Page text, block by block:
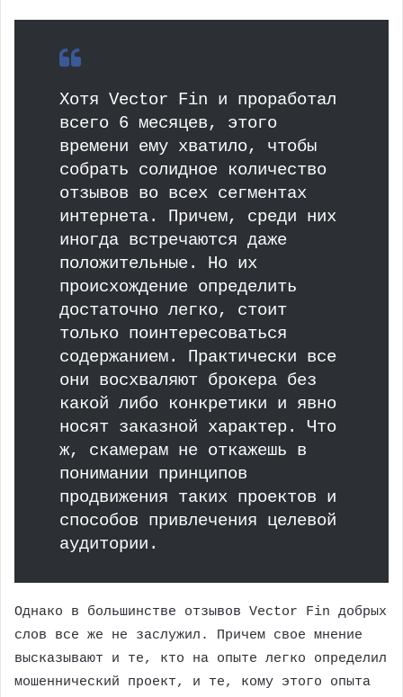
Хотя Vector Fin и проработал
всего 6 месяцев, этого
времени ему хватило, чтобы
собрать солидное количество
отзывов во всех сегментах
интернета. Причем, среди них
иногда встречаются даже
положительные. Но их
происхождение определить
достаточно легко, стоит
только поинтересоваться
содержанием. Практически все
они восхваляют брокера без
какой либо конкретики и явно
носят заказной характер. Что
ж, скамерам не откажешь в
понимании принципов
продвижения таких проектов и
способов привлечения целевой
аудитории.
Однако в большинстве отзывов Vector Fin добрых
слов все же не заслужил. Причем свое мнение
высказывают и те, кто на опыте легко определил
мошеннический проект, и те, кому этого опыта